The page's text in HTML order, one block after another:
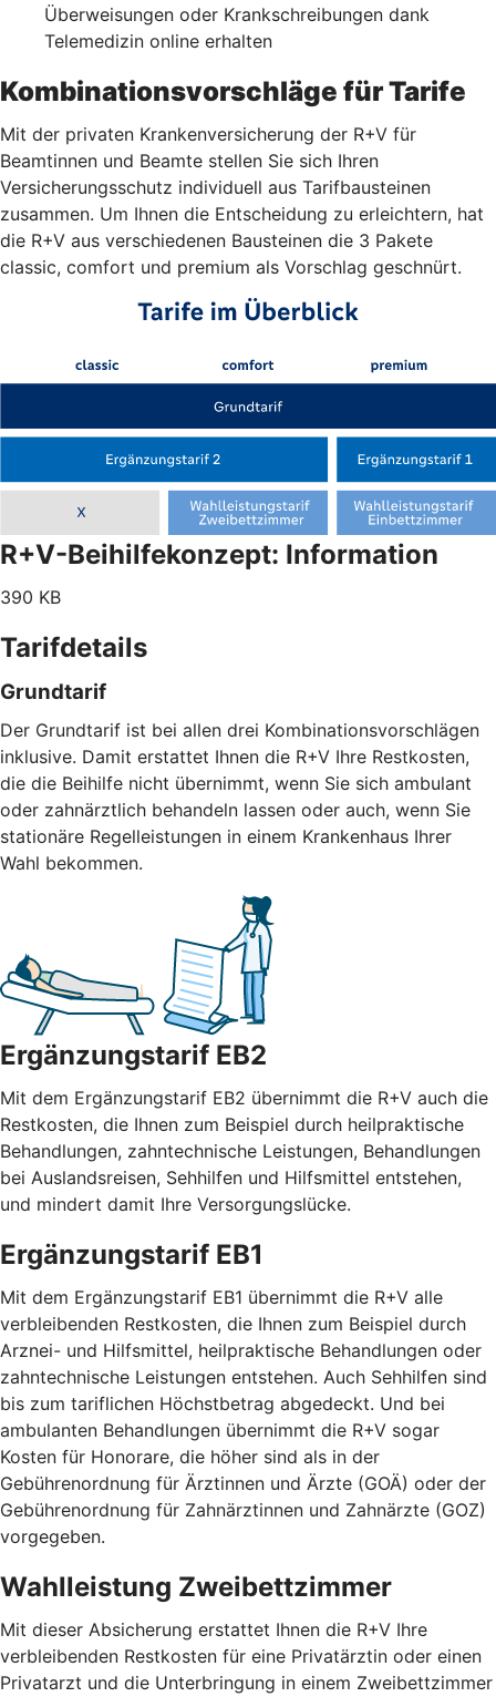
Überweisungen oder Krankschreibungen dank
Telemedizin online erhalten
Kombinationsvorschläge für Tarife
Mit der privaten Krankenversicherung der R+V für
Beamtinnen und Beamte stellen Sie sich Ihren
Versicherungsschutz individuell aus Tarifbausteinen
zusammen. Um Ihnen die Entscheidung zu erleichtern, hat
die R+V aus verschiedenen Bausteinen die 3 Pakete
classic, comfort und premium als Vorschlag geschnürt.
R+V-Beihilfekonzept: Information
390 KB
Tarifdetails
Grundtarif
Der Grundtarif ist bei allen drei Kombinationsvorschlägen
inklusive. Damit erstattet Ihnen die R+V Ihre Restkosten,
die die Beihilfe nicht übernimmt, wenn Sie sich ambulant
oder zahnärztlich behandeln lassen oder auch, wenn Sie
stationäre Regelleistungen in einem Krankenhaus Ihrer
Wahl bekommen.
Ergänzungstarif EB2
Mit dem Ergänzungstarif EB2 übernimmt die R+V auch die
Restkosten, die Ihnen zum Beispiel durch heilpraktische
Behandlungen, zahntechnische Leistungen, Behandlungen
bei Auslandsreisen, Sehhilfen und Hilfsmittel entstehen,
und mindert damit Ihre Versorgungslücke.
Ergänzungstarif EB1
Mit dem Ergänzungstarif EB1 übernimmt die R+V alle
verbleibenden Restkosten, die Ihnen zum Beispiel durch
Arznei- und Hilfsmittel, heilpraktische Behandlungen oder
zahntechnische Leistungen entstehen. Auch Sehhilfen sind
bis zum tariflichen Höchstbetrag abgedeckt. Und bei
ambulanten Behandlungen übernimmt die R+V sogar
Kosten für Honorare, die höher sind als in der
Gebührenordnung für Ärztinnen und Ärzte (GOÄ) oder der
Gebührenordnung für Zahnärztinnen und Zahnärzte (GOZ)
vorgegeben.
Wahlleistung Zweibettzimmer
Mit dieser Absicherung erstattet Ihnen die R+V Ihre
verbleibenden Restkosten für eine Privatärztin oder einen
Privatarzt und die Unterbringung in einem Zweibettzimmer